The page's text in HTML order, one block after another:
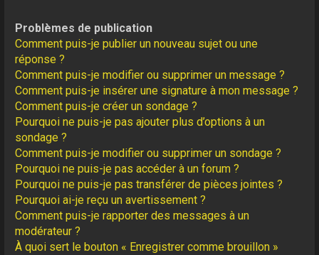
Problèmes de publication
Comment puis-je publier un nouveau sujet ou une
réponse ?
Comment puis-je modifier ou supprimer un message ?
Comment puis-je insérer une signature à mon message ?
Comment puis-je créer un sondage ?
Pourquoi ne puis-je pas ajouter plus d’options à un
sondage ?
Comment puis-je modifier ou supprimer un sondage ?
Pourquoi ne puis-je pas accéder à un forum ?
Pourquoi ne puis-je pas transférer de pièces jointes ?
Pourquoi ai-je reçu un avertissement ?
Comment puis-je rapporter des messages à un
modérateur ?
À quoi sert le bouton « Enregistrer comme brouillon »